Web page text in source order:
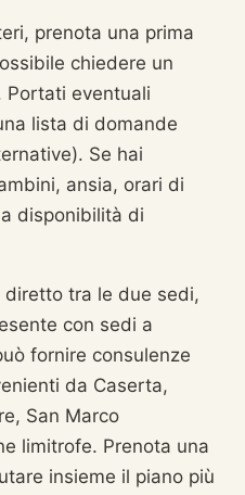
prenota una prima
chiedere un
Portati eventuali
lista di domande
Se hai
ansia, orari di
disponibilità di
tra le due sedi,
con sedi a
fornire consulenze
da Caserta,
San Marco
limitrofe. Prenota una
insieme il piano più